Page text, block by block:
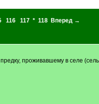
116 117 * 118
Вперед →
проживавшему в селе